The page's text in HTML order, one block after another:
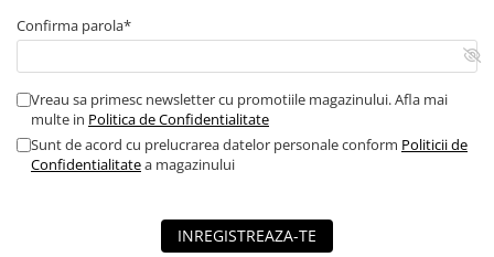
Confirma parola*
Vreau sa primesc newsletter cu promotiile magazinului. Afla mai
multe in Politica de Confidentialitate
Sunt de acord cu prelucrarea datelor personale conform Politicii de
Confidentialitatea magazinului
INREGISTREAZA-TE